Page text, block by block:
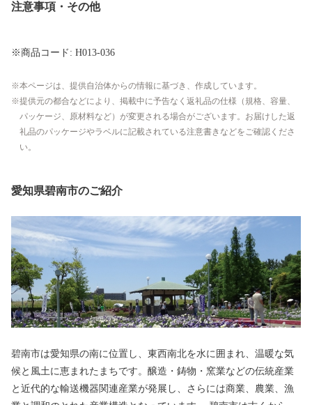
注意事項・その他
※商品コード: H013-036
本ページは、提供自治体からの情報に基づき、作成しています。
提供元の都合などにより、掲載中に予告なく返礼品の仕様（規格、容量、
パッケージ、原材料など）が変更される場合がございます。お届けした返
礼品のパッケージやラベルに記載されている注意書きなどをご確認くださ
い。
愛知県碧南市のご紹介
碧南市は愛知県の南に位置し、東西南北を水に囲まれ、温暖な気
候と風土に恵まれたまちです。醸造・鋳物・窯業などの伝統産業
と近代的な輸送機器関連産業が発展し、さらには商業、農業、漁